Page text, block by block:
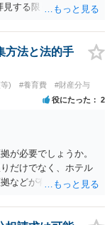
する限りでは、その
の評価額の１/２の代
方法と法的手
) #養育費 #財産分与
役にたった 2
が必要でしょうか。
だけでなく、ホテル
などが有効です。 不
れます。 ただし、不